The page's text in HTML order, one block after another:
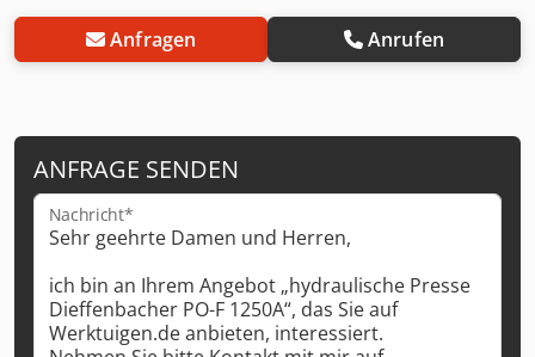
Anfragen Anrufen
ANFRAGE SENDEN
Nachricht*